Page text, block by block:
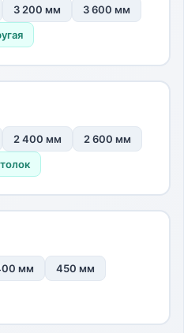
3 200 мм
3 600 мм
2 400 мм
2 600 мм
мм
450 мм